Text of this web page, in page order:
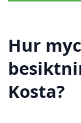
Hur
Kosta?